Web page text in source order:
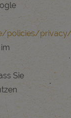
policies/
Sie